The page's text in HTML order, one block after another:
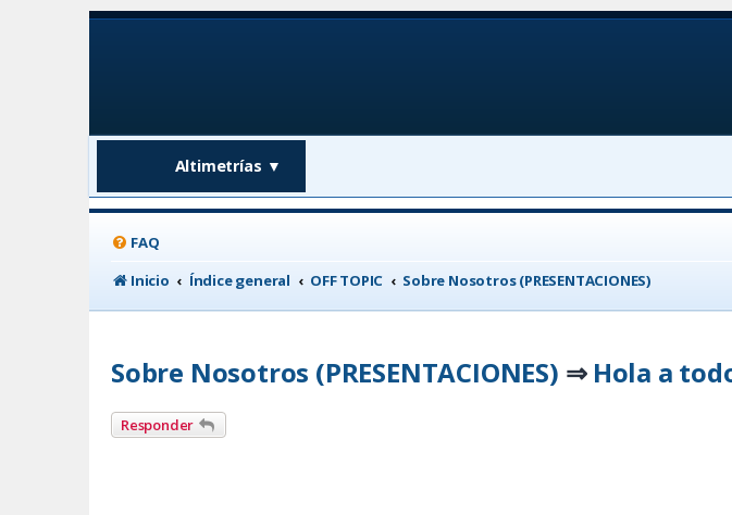
Altimetrías ▼
FAQ
Inicio
Índice general OFF TOPIC Sobre Nosotros (PRESENTACIONES)
Sobre Nosotros (PRESENTACIONES) ⇒ Hola a
Responder